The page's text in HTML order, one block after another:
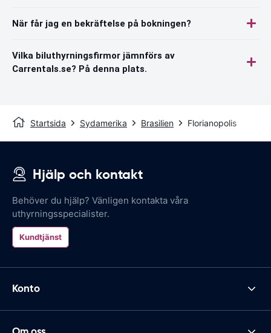
När får jag en bekräftelse på bokningen?
Vilka biluthyrningsfirmor jämnförs av
Carrentals.se? På denna plats.
Startsida Sydamerika Brasilien Florianopolis
Hjälp och kontakt
Behöver du hjälp? Vänligen kontakta våra
uthyrningsspecialister.
Kundtjänst
Konto